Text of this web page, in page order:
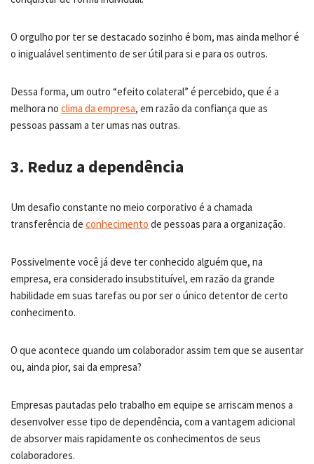
O orgulho por ter se destacado sozinho é bom, mas ainda melhor é
o inigualável sentimento de ser útil para si e para os outros.
Dessa forma, um outro “efeito colateral” é percebido, que é a
melhora no clima da empresa, em razão da confiança que as
pessoas passam a ter umas nas outras.
3. Reduz a dependência
Um desafio constante no meio corporativo é a chamada
transferência de conhecimento de pessoas para a organização.
Possivelmente você já deve ter conhecido alguém que, na
empresa, era considerado insubstituível, em razão da grande
habilidade em suas tarefas ou por ser o único detentor de certo
conhecimento.
O que acontece quando um colaborador assim tem que se ausentar
ou, ainda pior, sai da empresa?
Empresas pautadas pelo trabalho em equipe se arriscam menos a
desenvolver esse tipo de dependência, com a vantagem adicional
de absorver mais rapidamente os conhecimentos de seus
colaboradores.